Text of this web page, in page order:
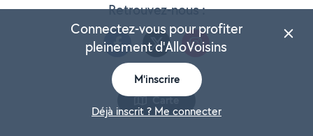
Carte
Retrouvez-nous :
Connectez-vous pour profiter
pleinement d'AlloVoisins
M'inscrire
Déjà inscrit ? Me connecter